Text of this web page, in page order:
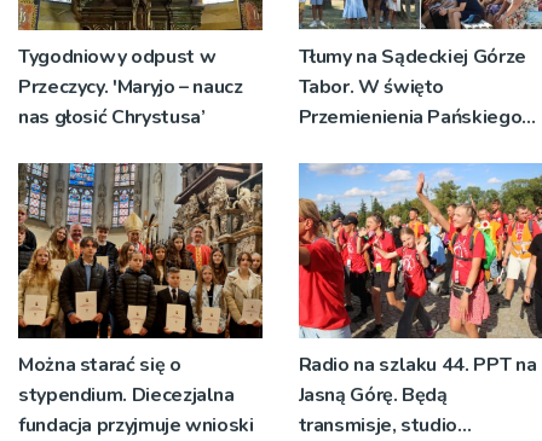
Tygodniowy odpust w
Przeczycy. 'Maryjo – naucz
nas głosić Chrystusa’
Tłumy na Sądeckiej Górze
Tabor. W święto
Przemienienia Pańskiego
znaczeniu Sakramentów
[ZDJĘCIA]
Można starać się o
stypendium. Diecezjalna
fundacja przyjmuje wnioski
Radio na szlaku 44. PPT na
Jasną Górę. Będą
transmisje, studio